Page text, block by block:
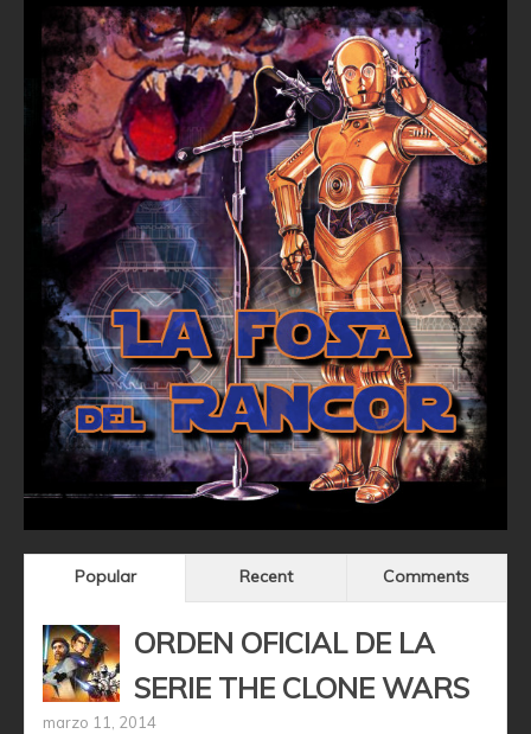
Popular Recent Comments
ORDEN OFICIAL DE LA
SERIE THE CLONE WARS
marzo 11, 2014